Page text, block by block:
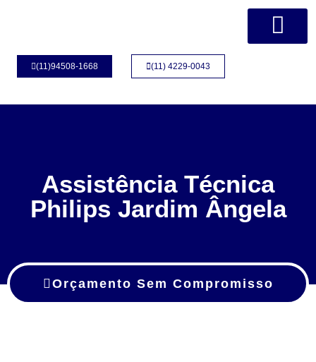
(11)94508-1668 (11) 4229-0043
Assistência Técnica
Philips Jardim Ângela
Orçamento Sem Compromisso